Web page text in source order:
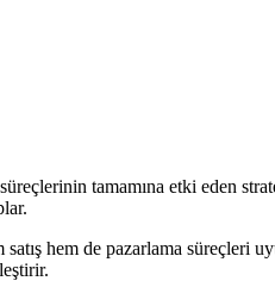
tamamına etki eden
hem de pazarlama süreçleri